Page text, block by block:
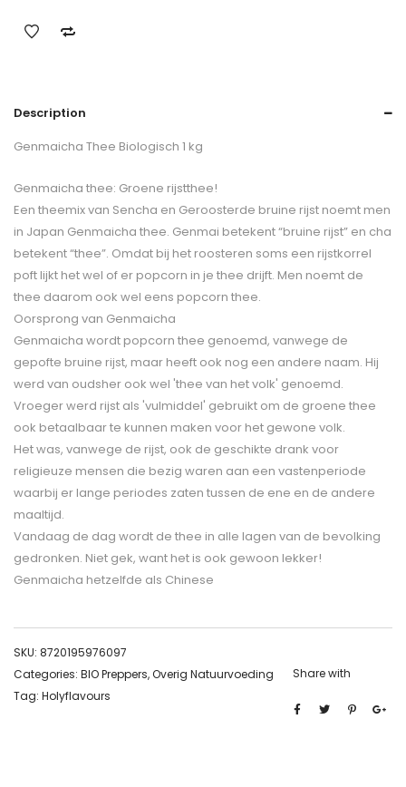
Description
Genmaicha Thee Biologisch 1 kg
Genmaicha thee: Groene rijstthee!
Een theemix van Sencha en Geroosterde bruine rijst noemt men
in Japan Genmaicha thee. Genmai betekent “bruine rijst” en cha
betekent “thee”. Omdat bij het roosteren soms een rijstkorrel
poft lijkt het wel of er popcorn in je thee drijft. Men noemt de
thee daarom ook wel eens popcorn thee.
Oorsprong van Genmaicha
Genmaicha wordt popcorn thee genoemd, vanwege de
gepofte bruine rijst, maar heeft ook nog een andere naam. Hij
werd van oudsher ook wel 'thee van het volk' genoemd.
Vroeger werd rijst als 'vulmiddel' gebruikt om de groene thee
ook betaalbaar te kunnen maken voor het gewone volk.
Het was, vanwege de rijst, ook de geschikte drank voor
religieuze mensen die bezig waren aan een vastenperiode
waarbij er lange periodes zaten tussen de ene en de andere
maaltijd.
Vandaag de dag wordt de thee in alle lagen van de bevolking
gedronken. Niet gek, want het is ook gewoon lekker!
Genmaicha hetzelfde als Chinese
SKU: 8720195976097
Categories: BIO Preppers,Overig Natuurvoeding
Tag: Holyflavours
Share with